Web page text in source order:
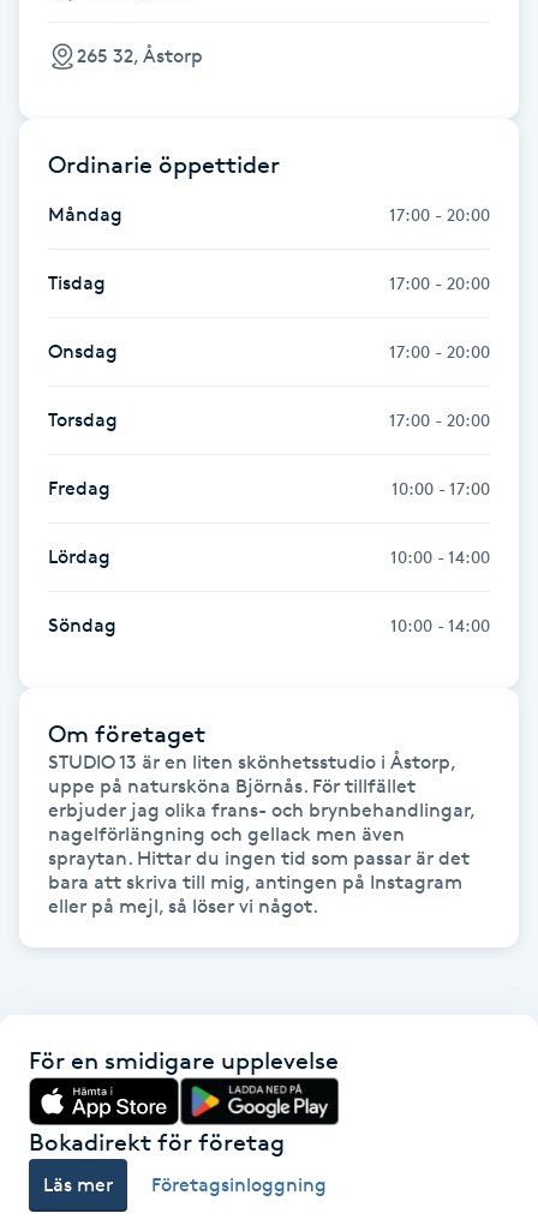
Frisör
Färgning
Föning
Gel naglar
Gelenaglar
Gellack
Gellack med förstärkning
Gua Sha-massage
Hatha Yoga
Headspa
Herrklippning
HIFU
Hollywood Peel
265 32, Åstorp
Ordinarie öppettider
Måndag 17:00 - 20:00
Tisdag 17:00 - 20:00
Onsdag 17:00 - 20:00
Torsdag 17:00 - 20:00
Fredag 10:00 - 17:00
Lördag 10:00 - 14:00
Söndag 10:00 - 14:00
Om företaget
STUDIO 13 är en liten skönhetsstudio i Åstorp,
uppe på natursköna Björnås. För tillfället
erbjuder jag olika frans- och brynbehandlingar,
nagelförlängning och gellack men även
spraytan. Hittar du ingen tid som passar är det
bara att skriva till mig, antingen på Instagram
eller på mejl, så löser vi något.
För en smidigare upplevelse
Bokadirekt för företag
Läs mer Företagsinloggning